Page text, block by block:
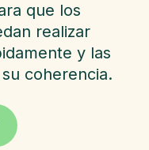
que los
realizar
y las
coherencia.